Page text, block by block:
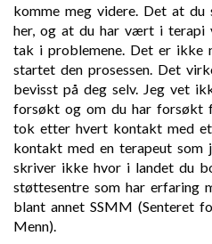
komme meg videre. Det at du
her, og at du har vært i
tak i problemene. Det er ikke
startet den prosessen. Det
bevisst på deg selv. Jeg vet
forsøkt og om du har forsøkt
tok etter hvert kontakt med
kontakt med en terapeut
skriver ikke hvor i landet du
støttesentre som har erfaring
blant annet SSMM (Senteret
Menn).